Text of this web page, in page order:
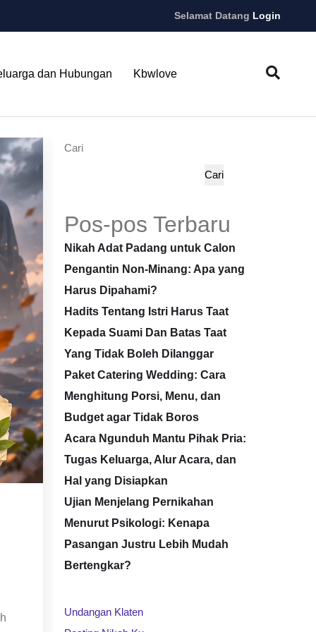
Selamat Datang Login
dan Hubungan Kbwlove
Cari
Cari
Pos-pos Terbaru
Nikah Adat Padang untuk Calon
Pengantin Non-Minang: Apa yang
Harus Dipahami?
Hadits Tentang Istri Harus Taat
Kepada Suami Dan Batas Taat
Yang Tidak Boleh Dilanggar
Paket Catering Wedding: Cara
Menghitung Porsi, Menu, dan
Budget agar Tidak Boros
Acara Ngunduh Mantu Pihak Pria:
Tugas Keluarga, Alur Acara, dan
Hal yang Disiapkan
Ujian Menjelang Pernikahan
Menurut Psikologi: Kenapa
Pasangan Justru Lebih Mudah
Bertengkar?
Undangan Klaten